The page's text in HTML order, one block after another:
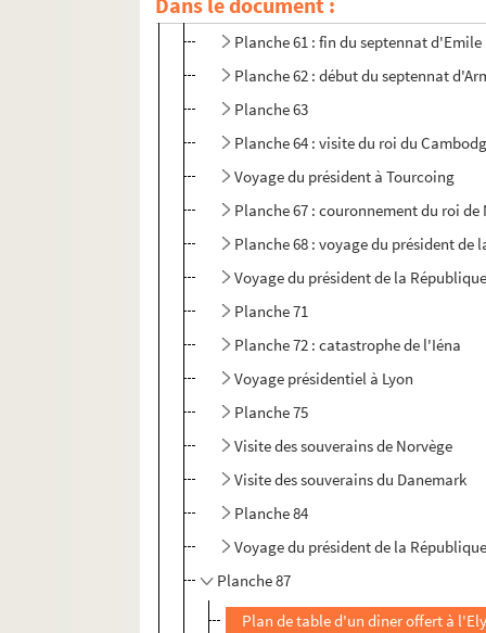
Planche 60
Planche 61 : fin du septennat
Planche 62 : début du septennat
Planche 63
Planche 64 : visite du roi du
Voyage du président à Tourcoing
Planche 67 : couronnement du roi de
Planche 68 : voyage du président de
Voyage du président de la
Planche 71
Planche 72 : catastrophe de l'Iéna
Voyage présidentiel à Lyon
Planche 75
Visite des souverains de Norvège
Visite des souverains du Danemark
Planche 84
Voyage du président de la
Planche 87
Plan de table d'un diner offert à